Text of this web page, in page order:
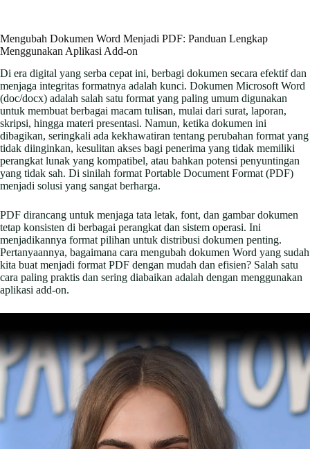
Mengubah Dokumen Word Menjadi PDF: Panduan Lengkap
Menggunakan Aplikasi Add-on
Di era digital yang serba cepat ini, berbagi dokumen secara efektif dan
menjaga integritas formatnya adalah kunci. Dokumen Microsoft Word
(doc/docx) adalah salah satu format yang paling umum digunakan
untuk membuat berbagai macam tulisan, mulai dari surat, laporan,
skripsi, hingga materi presentasi. Namun, ketika dokumen ini
dibagikan, seringkali ada kekhawatiran tentang perubahan format yang
tidak diinginkan, kesulitan akses bagi penerima yang tidak memiliki
perangkat lunak yang kompatibel, atau bahkan potensi penyuntingan
yang tidak sah. Di sinilah format Portable Document Format (PDF)
menjadi solusi yang sangat berharga.
PDF dirancang untuk menjaga tata letak, font, dan gambar dokumen
tetap konsisten di berbagai perangkat dan sistem operasi. Ini
menjadikannya format pilihan untuk distribusi dokumen penting.
Pertanyaannya, bagaimana cara mengubah dokumen Word yang sudah
kita buat menjadi format PDF dengan mudah dan efisien? Salah satu
cara paling praktis dan sering diabaikan adalah dengan menggunakan
aplikasi add-on.